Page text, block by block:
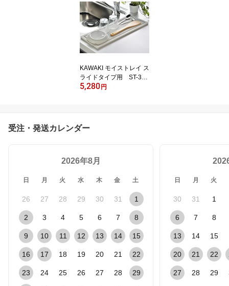
ル11cm 2点セット ざる
計量 300ml ステンレス
日本製 ビーワーススタイ
ル bws
KAWAKI モイストレイ ス
ライドタイプ用 ST-345
001S ディッシュラッ
5,280 円
受注・発送カレンダー
2026年8月
日 月 火 水 木 金 土
26 27 28 29 30 31 1
2 3 4 5 6 7 8
9 10 11 12 13 14 15
16 17 18 19 20 21 22
23 24 25 26 27 28 29
日 月 火
30 31 1
6 7 8
13 14 15
20 21 22
27 28 29